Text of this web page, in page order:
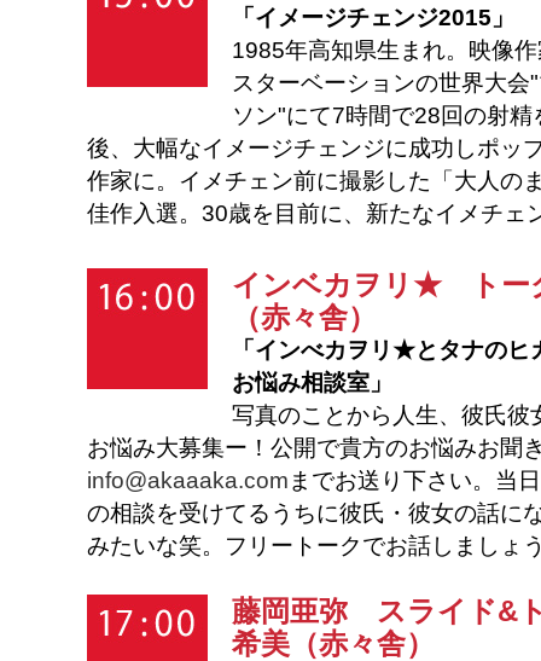
「イメージチェンジ2015」
1985年高知県生まれ。映像
スターベーションの世界大会
ソン"にて7時間で28回の射精
後、大幅なイメージチェンジに成功しポッ
作家に。イメチェン前に撮影した「大人の
佳作入選。30歳を目前に、新たなイメチェ
インベカヲリ★トー
（赤々舎）
「インべカヲリ★とタナの
お悩み相談室」
写真のことから人生、彼氏彼
お悩み大募集ー！公開で貴方のお悩みお聞
info@akaaaka.com までお送り下さい。当
の相談を受けてるうちに彼氏・彼女の話に
みたいな笑。フリートークでお話しましょ
藤岡亜弥 スライド&
希美（赤々舎）